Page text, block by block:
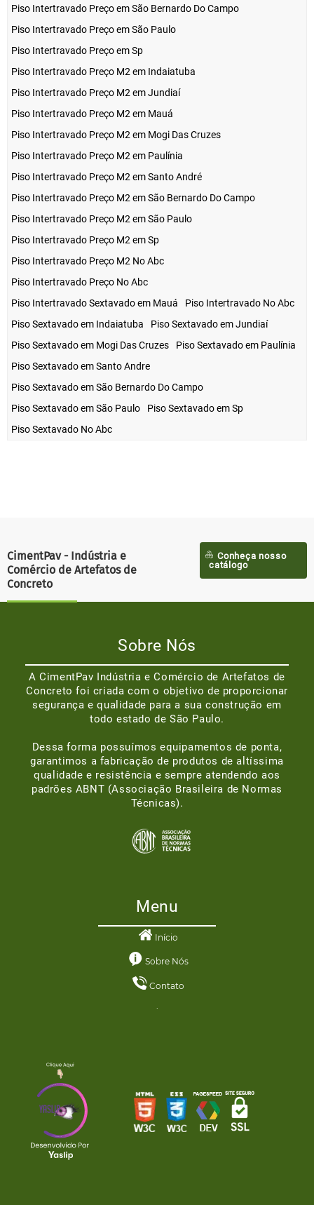
Piso Intertravado Preço em São Bernardo Do Campo
Piso Intertravado Preço em São Paulo
Piso Intertravado Preço em Sp
Piso Intertravado Preço M2 em Indaiatuba
Piso Intertravado Preço M2 em Jundiaí
Piso Intertravado Preço M2 em Mauá
Piso Intertravado Preço M2 em Mogi Das Cruzes
Piso Intertravado Preço M2 em Paulínia
Piso Intertravado Preço M2 em Santo André
Piso Intertravado Preço M2 em São Bernardo Do Campo
Piso Intertravado Preço M2 em São Paulo
Piso Intertravado Preço M2 em Sp
Piso Intertravado Preço M2 No Abc
Piso Intertravado Preço No Abc
Piso Intertravado Sextavado em Mauá
Piso Intertravado No Abc
Piso Sextavado em Indaiatuba
Piso Sextavado em Jundiaí
Piso Sextavado em Mogi Das Cruzes
Piso Sextavado em Paulínia
Piso Sextavado em Santo Andre
Piso Sextavado em São Bernardo Do Campo
Piso Sextavado em São Paulo
Piso Sextavado em Sp
Piso Sextavado No Abc
CimentPav - Indústria e
Comércio de Artefatos de
Concreto
Conheça nosso
catálogo
Sobre Nós
A CimentPav Indústria e Comércio de Artefatos de
Concreto foi criada com o objetivo de proporcionar
segurança e qualidade para a sua construção em
todo estado de São Paulo.
Dessa forma possuímos equipamentos de ponta,
garantimos a fabricação de produtos de altíssima
qualidade e resistência e sempre atendendo aos
padrões ABNT (Associação Brasileira de Normas
Técnicas).
Menu
Início
Sobre Nós
Contato
.